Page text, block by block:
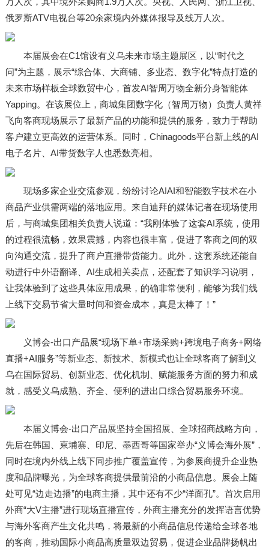
俄罗斯ATV电视台等20余家境内外媒体报导及线万人次。
本届展会在C1馆设有义乌未来市场主题展区，以“时代之
问”为主题，展示“综合体、大商铺、多业态、数字化”特点打造的
未来市场样板全球数贸中心，首发AI智周万物全新分身智能体
Yapping。在该展位上，商城集团数字化（智周万物）负责人黄祥
飞向客商现场展示了最新产品的功能和提供的服务，致力于帮助
客户建立更高效的运营体系。同时，Chinagoods平台新上线的AI
电子名片、AI带货数字人也悉数亮相。
现场多家企业交流参观，纷纷讨论AIAI和智能数字技术在小
商品产业供需两端的落地应用。来自迪拜的媒体记者在现场使用
后，与商城集团相关负责人说道：“我刚体验了这套AI系统，使用
的过程很流畅，效果震撼，内容也很丰富，促进了客商之间的双
向沟通交流，提升了商户直播带货能力。此外，这套系统还能自
动进行中外语翻译、AI生成相关卖点，还配套了知识学习说明，
让我体验到了这些具体应用成果，的确非常便利，能够为我们线
上线下交易节省大量时间和资金成本，真是太棒了！”
义博会-出口产品展“现场下单+市场采购+跨境电子商务+网络
直播+AI服务”等新业态、新技术、新模式也让全球客商了解到义
乌在国际贸易、创新业态、优化机制、赋能服务方面的努力和成
就，感受义乌成熟、齐全、便利的进出口综合贸易服务环境。
本届义博会-出口产品展坚持全国招展、全球招商战略方向，
先后在韩国、柬埔寨、印尼、墨西哥等国家举办“义博会海外展”，
同时在境内外线上线下同步推广覆盖宣传，为参展商提升企业热
度和品牌曝光，为全球客商提供最前沿的小商品信息。展会上随
处可见“边走边播”的电商主播，其中还有不少“洋面孔”。首次启用
外商“大V主播”进行现场直播宣传，外商主播充分的发挥语言优势
与海外客商产生文化共鸣，将最新的小商品信息传递给全球各地
的客商，推动国际小商品高质量双边贸易，促进企业品牌扬帆出